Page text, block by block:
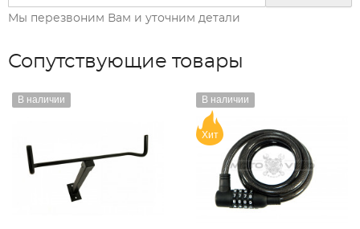
Мы перезвоним Вам и уточним детали
Сопутствующие товары
В наличии В наличии
Хит